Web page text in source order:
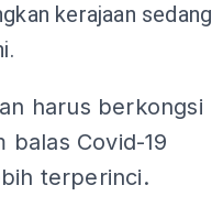
kerajaan sedang
harus berkongsi
balas Covid-19
terperinci.